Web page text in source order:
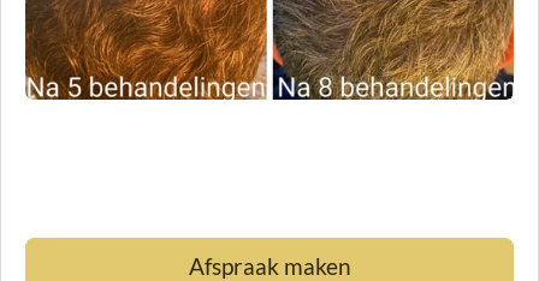
Afspraak maken